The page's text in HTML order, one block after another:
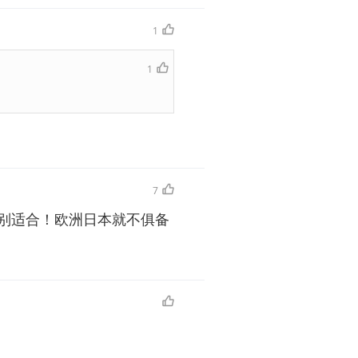
1
1
7
适合！欧洲日本就不俱备